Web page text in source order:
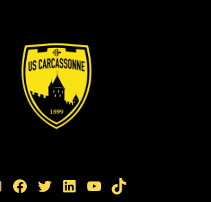
Facebook Twitter LinkedIn YouTube TikTok